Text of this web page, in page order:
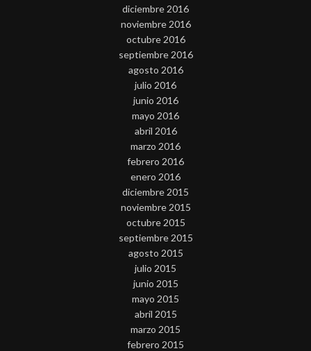
diciembre 2016
noviembre 2016
octubre 2016
septiembre 2016
agosto 2016
julio 2016
junio 2016
mayo 2016
abril 2016
marzo 2016
febrero 2016
enero 2016
diciembre 2015
noviembre 2015
octubre 2015
septiembre 2015
agosto 2015
julio 2015
junio 2015
mayo 2015
abril 2015
marzo 2015
febrero 2015